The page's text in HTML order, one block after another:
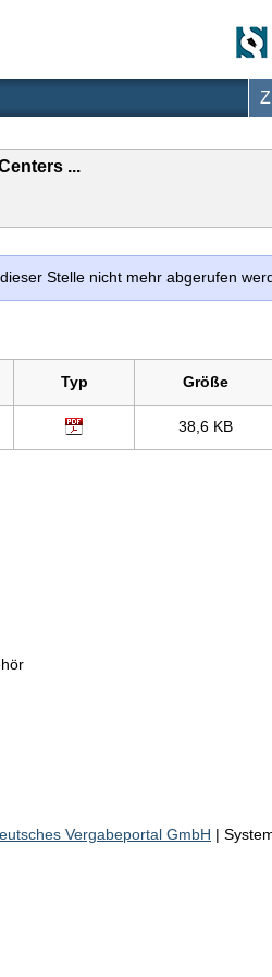
...
Stelle nicht mehr abgerufen
Typ Größe
38,6 KB
Vergabeportal GmbH |